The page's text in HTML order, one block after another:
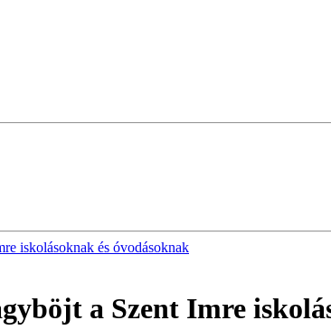
iskolásoknak és óvodásoknak
a Szent Imre